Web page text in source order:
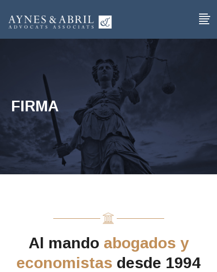
FIRMA
Al mando abogados y
economistas desde 1994